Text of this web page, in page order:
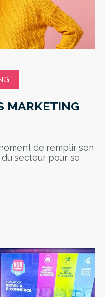
MARKETING
de remplir son
secteur pour se